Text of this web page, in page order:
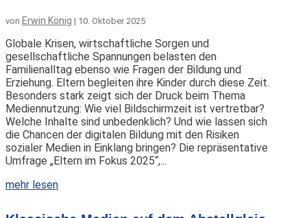
von Erwin König | 10. Oktober 2025
Globale Krisen, wirtschaftliche Sorgen und
gesellschaftliche Spannungen belasten den
Familienalltag ebenso wie Fragen der Bildung und
Erziehung. Eltern begleiten ihre Kinder durch diese Zeit.
Besonders stark zeigt sich der Druck beim Thema
Mediennutzung: Wie viel Bildschirmzeit ist vertretbar?
Welche Inhalte sind unbedenklich? Und wie lassen sich
die Chancen der digitalen Bildung mit den Risiken
sozialer Medien in Einklang bringen? Die repräsentative
Umfrage „Eltern im Fokus 2025“,...
mehr lesen